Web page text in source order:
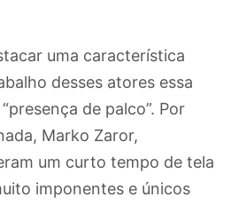
uma característica
desses atores essa
de palco”. Por
Marko Zaror,
um curto tempo de tela
imponentes e únicos